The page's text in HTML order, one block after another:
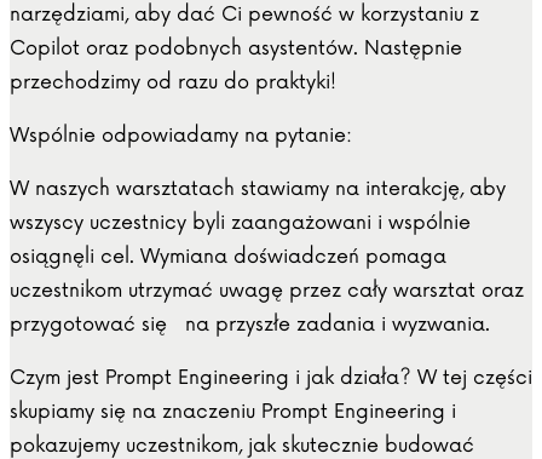
narzędziami, aby dać Ci pewność w korzystaniu z
Copilot oraz podobnych asystentów. Następnie
przechodzimy od razu do praktyki!
Wspólnie odpowiadamy na pytanie:
W naszych warsztatach stawiamy na interakcję, aby
wszyscy uczestnicy byli zaangażowani i wspólnie
osiągnęli cel. Wymiana doświadczeń pomaga
uczestnikom utrzymać uwagę przez cały warsztat oraz
przygotować się na przyszłe zadania i wyzwania.
Czym jest Prompt Engineering i jak działa? W tej części
skupiamy się na znaczeniu Prompt Engineering i
pokazujemy uczestnikom, jak skutecznie budować